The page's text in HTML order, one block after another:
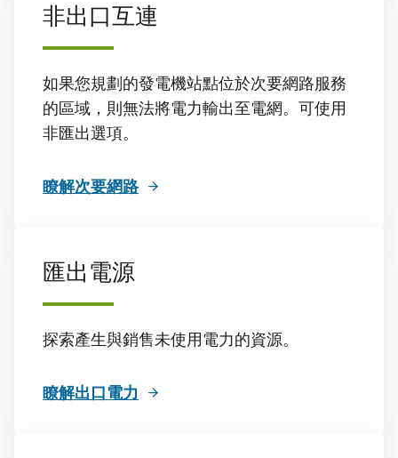
非出口互連
如果您規劃的發電機站點位於次要網路服務
的區域，則無法將電力輸出至電網。可使用
非匯出選項。
瞭解次要網路
匯出電源
探索產生與銷售未使用電力的資源。
瞭解出口電力